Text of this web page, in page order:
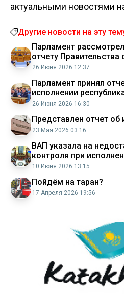
актуальными новостями
Другие новости на эту
Парламент
отчету
26 Июня 2026 12:37
Парламент принял
исполнении
2025 год
26 Июня 2026 16:30
Представлен отчет
23 Мая 2026 03:16
ВАП указала на
контроля при
10 Июня 2026 13:15
Пойдём на таран?
17 Апреля 2026 19:56